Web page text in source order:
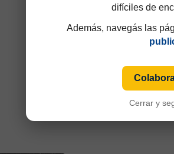
difíciles de
Además, navegás las
Cerrar y